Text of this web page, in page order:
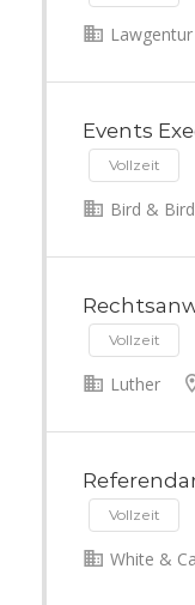
Lawgentur
Events
Vollzeit
Bird & Bird
Vollzeit
Luther
Vollzeit
White &